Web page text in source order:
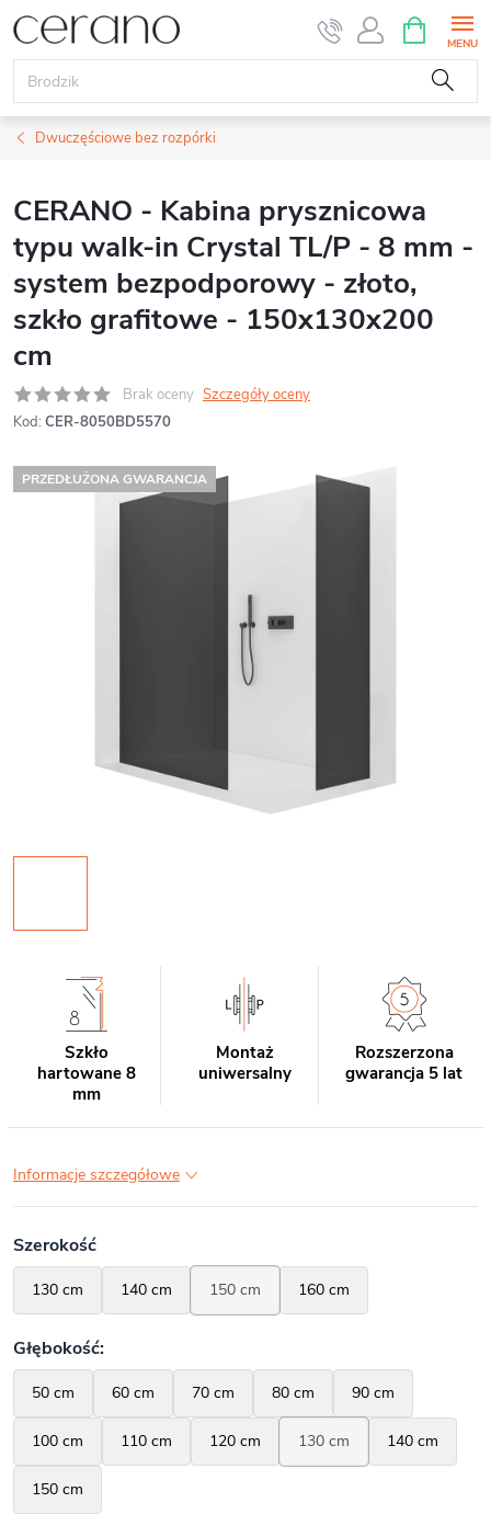
Przejść
do
treści
KOSZYK
Dwuczęściowe bez rozpórki
CERANO - Kabina prysznicowa
typu walk-in Crystal TL/P - 8 mm -
system bezpodporowy - złoto,
szkło grafitowe - 150x130x200
cm
Brak oceny Szczegóły oceny
Kod: CER-8050BD5570
PRZEDŁUŻONA GWARANCJA
Szkło
hartowane 8
mm
Montaż
uniwersalny
Rozszerzona
gwarancja 5 lat
Informacje szczegółowe